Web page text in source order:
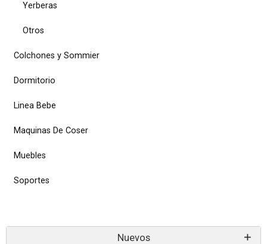
Yerberas
Otros
Colchones y Sommier
Dormitorio
Linea Bebe
Maquinas De Coser
Muebles
Soportes
Nuevos